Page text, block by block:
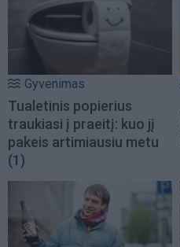
Gyvenimas
Tualetinis popierius
traukiasi į praeitį: kuo jį
pakeis artimiausiu metu
(1)